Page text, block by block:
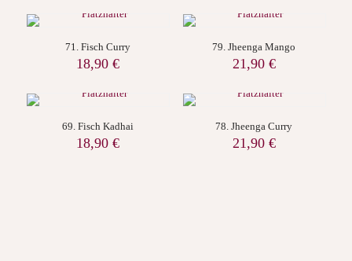
71. Fisch Curry
18,90€
79. Jheenga Mango
21,90 €
69. Fisch Kadhai
18,90€
78. Jheenga Curry
21,90 €